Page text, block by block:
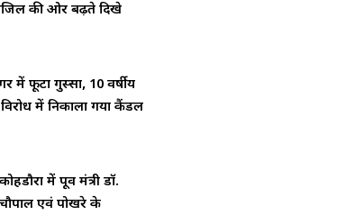
की ओर बढ़ते दिखे
में फूटा गुस्सा, 10 वर्षीय
में निकाला गया कैंडल
में पूर्व मंत्री डॉ.
एवं पोखरे के